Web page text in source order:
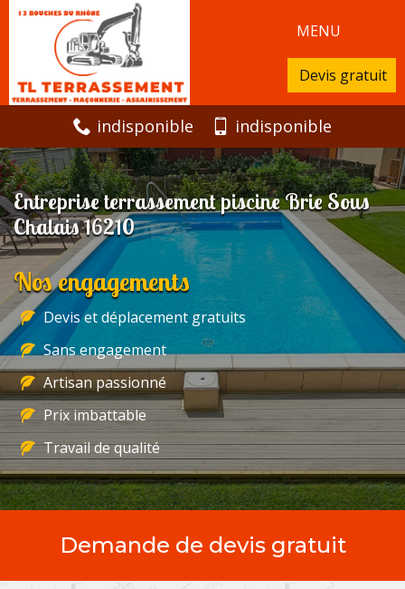
MENU
Devis gratuit
indisponible indisponible
Entreprise terrassement piscine Brie Sous
Chalais 16210
Nos engagements
Devis et déplacement gratuits
Sans engagement
Artisan passionné
Prix imbattable
Travail de qualité
Demande de devis gratuit